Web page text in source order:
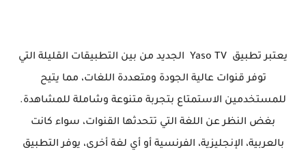
يعتبر تطبيق Yaso TV الجديد من بين التطبيقات القليلة التي
توفر قنوات عالية الجودة ومتعددة اللغات، مما يتيح
للمستخدمين الاستمتاع بتجربة متنوعة وشاملة للمشاهدة.
بغض النظر عن اللغة التي تتحدثها القنوات، سواء كانت
بالعربية، الإنجليزية، الفرنسية أو أي لغة أخرى، يوفر التطبيق